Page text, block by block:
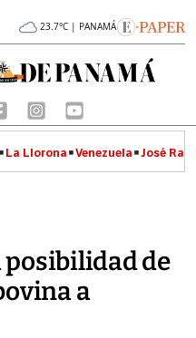
23.7°C | PANAMÁ
La Llorona Venezuela José
posibilidad de
a